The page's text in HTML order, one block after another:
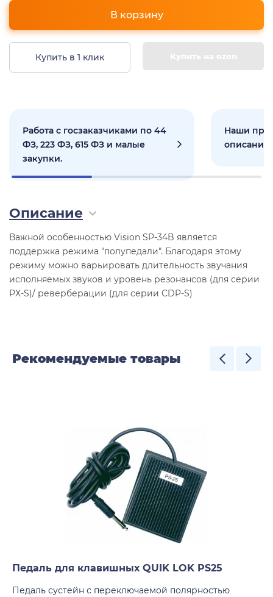
В корзину
Купить в 1 клик Купить на ozon
Работа с госзаказчиками по 44
ФЗ, 223 ФЗ, 615 ФЗ и малые
закупки.
Наши
Описание
Важной особенностью Vision SP-34B является
поддержка режима "полупедали". Благодаря этому
режиму можно варьировать длительность звучания
исполняемых звуков и уровень резонансов (для серии
PX-S)/ реверберации (для серии CDP-S)
Рекомендуемые товары
Педаль для клавишных QUIK LOK PS25
Педаль сустейн с переключаемой полярностью